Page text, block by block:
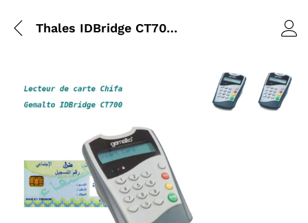
Thales IDBridge CT700 – Lecteur de carte CHIFA